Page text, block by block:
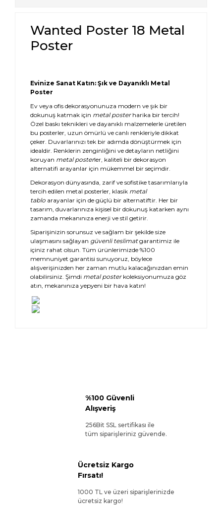
Wanted Poster 18 Metal
Poster
Evinize Sanat Katın: Şık ve Dayanıklı Metal
Poster
Ev veya ofis dekorasyonunuza modern ve şık bir
dokunuş katmak için metal posterharika bir tercih!
Özel baskı teknikleri ve dayanıklı malzemelerle üretilen
bu posterler, uzun ömürlü ve canlı renkleriyle dikkat
çeker. Duvarlarınızı tek bir adımda dönüştürmek için
idealdir. Renklerin zenginliğini ve detayların netliğini
koruyan metal posterler, kaliteli bir dekorasyon
alternatifi arayanlar için mükemmel bir seçimdir.
Dekorasyon dünyasında, zarif ve sofistike tasarımlarıyla
tercih edilen metal posterler, klasik metal
tablo arayanlar için de güçlü bir alternatiftir. Her bir
tasarım, duvarlarınıza kişisel bir dokunuş katarken aynı
zamanda mekanınıza enerji ve stil getirir.
Siparişinizin sorunsuz ve sağlam bir şekilde size
ulaşmasını sağlayan güvenli teslimatgarantimiz ile
içiniz rahat olsun. Tüm ürünlerimizde %100
memnuniyet garantisi sunuyoruz, böylece
alışverişinizden her zaman mutlu kalacağınızdan emin
olabilirsiniz. Şimdi metal posterkoleksiyonumuza göz
atın, mekanınıza yepyeni bir hava katın!
%100 Güvenli
Alışveriş
256Bit SSL sertifikası ile
tüm siparişleriniz güvende.
Ücretsiz Kargo
Fırsatı!
1000 TL ve üzeri siparişlerinizde
ücretsiz kargo!